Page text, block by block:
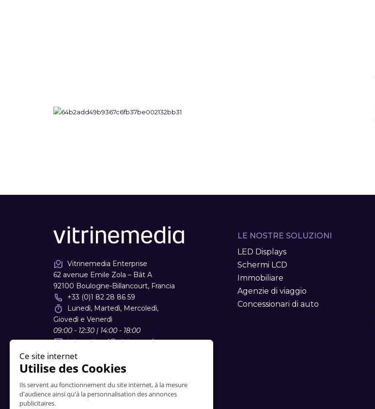
Vitrinemedia Enterprise
62 avenue Emile Zola – Bât A
92100 Boulogne-Billancourt, Francia
+33 (0)1 82 28 86 59
Lunedì, Martedì, Mercoledì,
Giovedì e Venerdì
09:00 - 12:30 | 14:00 - 18:00
international@vitrinemedia.com
LE NOSTRE SOLUZIONI
LED Displays
Schermi LCD
Immobiliare
Agenzie di viaggio
Concessionari di auto